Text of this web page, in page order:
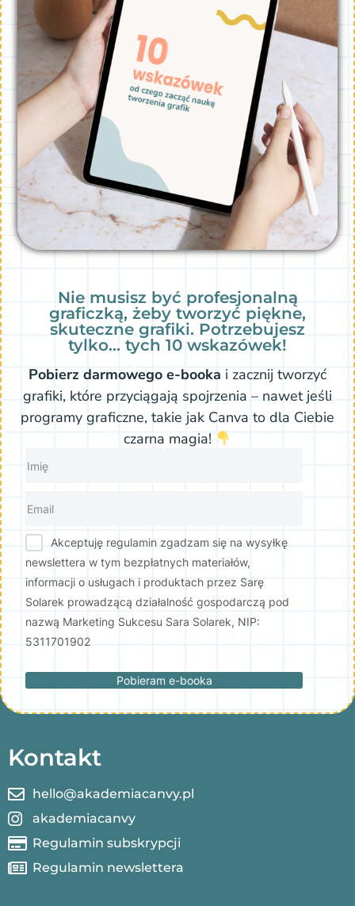
Nie musisz być profesjonalną
graficzką, żeby tworzyć piękne,
skuteczne grafiki. Potrzebujesz
tylko… tych 10 wskazówek!
Pobierz darmowego e-booka i zacznij tworzyć
grafiki, które przyciągają spojrzenia – nawet jeśli
programy graficzne, takie jak Canva to dla Ciebie
czarna magia!
Akceptuję regulamin zgadzam się na wysyłkę
newslettera w tym bezpłatnych materiałów,
informacji o usługach i produktach przez Sarę
Solarek prowadzącą działalność gospodarczą pod
nazwą Marketing Sukcesu Sara Solarek, NIP:
5311701902
Pobieram e-booka
Kontakt
hello@akademiacanvy.pl
akademiacanvy
Regulamin subskrypcji
Regulamin newslettera